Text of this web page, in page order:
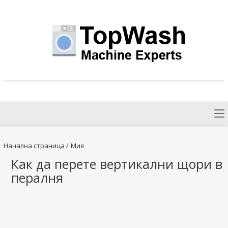
Начална страница / Мия
Как да перете вертикални щори в
пералня